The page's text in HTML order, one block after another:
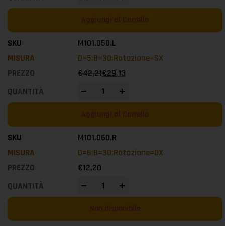
Aggiungi al Carrello
M101.050.L
D=5;B=30;Rotazione=SX
€42,21€29,13
Aggiungi al Carrello
M101.060.R
D=6;B=30;Rotazione=DX
€12,20
Non disponibile